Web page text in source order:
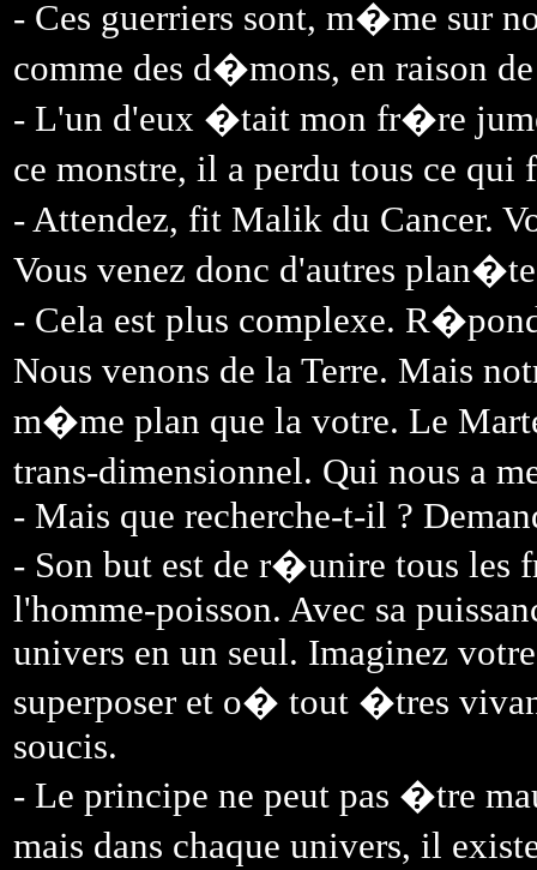
- Ces guerriers sont, m�me sur
comme des d�mons, en raison
- L'un d'eux �tait mon fr�re
ce monstre, il a perdu tous ce
- Attendez, fit Malik du Cancer.
Vous venez donc d'autres
- Cela est plus complexe.
Nous venons de la Terre. Mais
m�me plan que la votre. Le
trans-dimensionnel. Qui nous a
- Mais que recherche-t-il ?
- Son but est de r�unire tous les
l'homme-poisson. Avec sa
univers en un seul. Imaginez
superposer et o� tout �tres
soucis.
- Le principe ne peut pas �tre
mais dans chaque univers, il